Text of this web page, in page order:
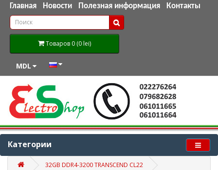
Главная Новости Полезная информация Контакты
Товаров 0 (0 lei)
MDL
Категории
32GB DDR4-3200 TRANSCEND CL22